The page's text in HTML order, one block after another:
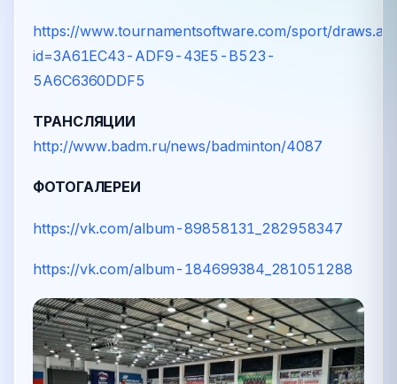
https://www.tournamentsoftware.com/sport/
id=3A61EC43-ADF9-43E5-B523-
5A6C6360DDF5
ТРАНСЛЯЦИИ
http://www.badm.ru/news/badminton/4087
ФОТОГАЛЕРЕИ
https://vk.com/album-89858131_282958347
https://vk.com/album-184699384_281051288